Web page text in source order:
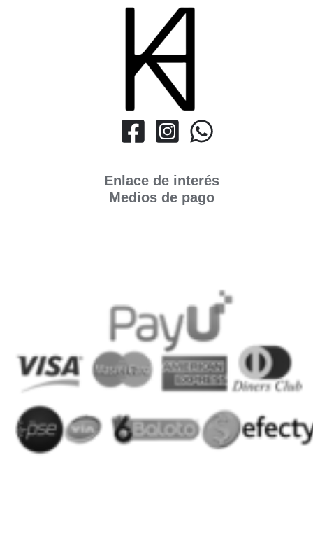
Enlace de interés
Medios de pago